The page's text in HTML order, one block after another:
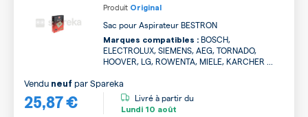
Produit Original
Sac pour Aspirateur BESTRON
Marques compatibles : BOSCH,
ELECTROLUX, SIEMENS, AEG, TORNADO,
HOOVER, LG, ROWENTA, MIELE, KARCHER ...
25,87 €
Vendu neuf parSpareka
Livré à partir du
Lundi 10 août